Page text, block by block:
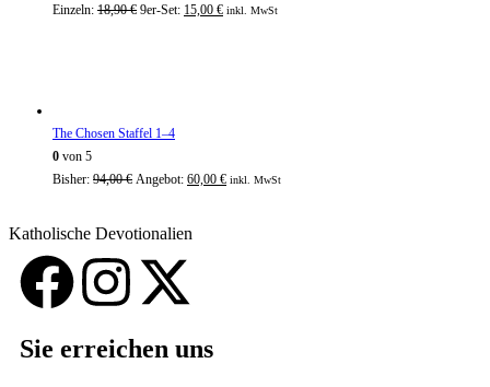
Einzeln: 18,90€ 9er-Set: 15,00 € inkl. MwSt
The Chosen Staffel 1–4
0 von 5
Bisher: 94,00€ Angebot: 60,00 € inkl. MwSt
Katholische Devotionalien
Sie erreichen uns